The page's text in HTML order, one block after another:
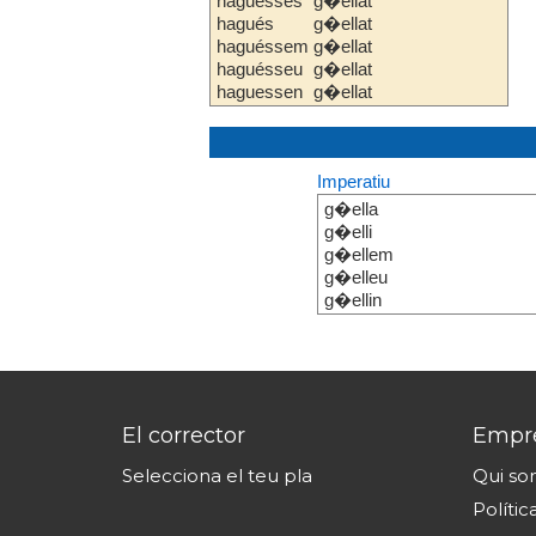
hagués
haguéssem
haguésseu
haguessen
g�ellat
g�ellat
g�ellat
g�ellat
Imperatiu
g�ella
g�elli
g�ellem
g�elleu
g�ellin
El corrector
Selecciona el teu pla
Qui